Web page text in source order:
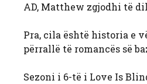
AD, Matthew zgjodhi të
Pra, cila është historia e
përrallë të romancës së
Sezoni i 6-të i Love Is